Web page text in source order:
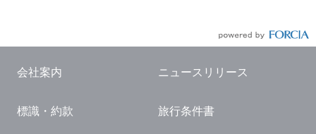
国内観光ガイド
会社案内 ニュースリリース
標識・約款 旅行条件書